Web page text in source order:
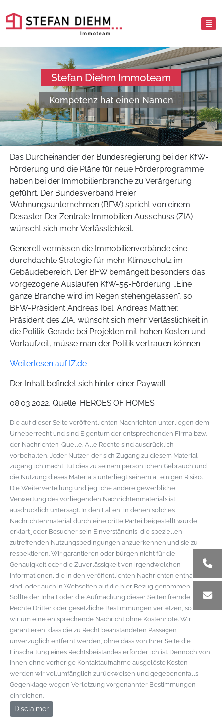
Stefan Diehm Immoteam
Kompetenz hat einen Namen
Das Durcheinander der Bundesregierung bei der KfW-
Förderung und die Pläne für neue Förderprogramme
haben bei der Immobilienbranche zu Verärgerung
geführt. Der Bundesverband Freier
Wohnungsunternehmen (BFW) spricht von einem
Desaster. Der Zentrale Immobilien Ausschuss (ZIA)
wünscht sich mehr Verlässlichkeit.
Generell vermissen die Immobilienverbände eine
durchdachte Strategie für mehr Klimaschutz im
Gebäudebereich. Der BFW bemängelt besonders das
vorgezogene Auslaufen KfW-55-Förderung: „Eine
ganze Branche wird im Regen stehengelassen“, so
BFW-Präsident Andreas Ibel. Andreas Mattner,
Präsident des ZIA, wünscht sich mehr Verlässlichkeit in
die Politik. Gerade bei Projekten mit hohen Kosten und
Vorlaufzeit, müsse man der Politik vertrauen können.
Weiterlesen auf IZ.de
Der Inhalt befindet sich hinter einer Paywall
08.03.2022, Quelle: HEROES OF HOMES
Die auf dieser Seite veröffentlichten Nachrichten unterliegen dem
Urheberrecht und sind Eigentum der entsprechenden Firma bzw.
der Nachrichten-Quelle. Alle Rechte sind ausdrücklich
vorbehalten. Jeder Nutzer, der sich Zugang zu diesem Material
zugänglich macht, tut dies zu seinem persönlichen Gebrauch und
die Nutzung dieses Materials unterliegt seinem alleinigen Risiko.
Die Weiterverteilung und jegliche andere gewerbliche
Verwertung des vorliegenden Nachrichtenmaterials ist
ausdrücklich untersagt. In den Fällen, in denen solches
Nachrichtenmaterial durch eine dritte Partei beigestellt wurde,
erklärt jeder Besucher sein Einverständnis, die speziellen
zutreffenden Nutzungsbedingungen anzuerkennen und sie zu
respektieren. Wir garantieren oder bürgen nicht für die
Genauigkeit oder die Zuverlässigkeit von irgendwelchen
Informationen, die in den veröffentlichten Nachrichten enthalten
sind, oder auch in Webseiten auf die hier Bezug genommen wird.
Sollte der Inhalt oder die Aufmachung dieser Seiten fremde
Rechte Dritter oder gesetzliche Bestimmungen verletzen, so bitten
wir um eine entsprechende Nachricht ohne Kostennote. Wir
garantieren, dass die zu Recht beanstandeten Passagen
unverzüglich entfernt werden, ohne dass von Ihrer Seite die
Einschaltung eines Rechtsbeistandes erforderlich ist. Dennoch von
Ihnen ohne vorherige Kontaktaufnahme ausgelöste Kosten
werden wir vollumfänglich zurückweisen und gegebenenfalls
Gegenklage wegen Verletzung vorgenannter Bestimmungen
einreichen.
Disclaimer